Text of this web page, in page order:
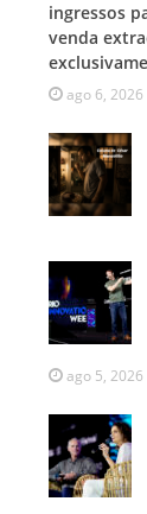
ingressos
venda
ago 6, 2026
ago 5, 2026